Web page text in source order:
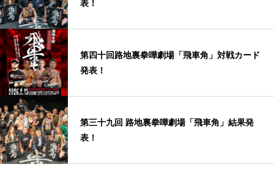
表！
第四十回路地裏拳嘩劇場「飛車角」対戦カード
発表！
第三十九回 路地裏拳嘩劇場「飛車角」結果発
表！